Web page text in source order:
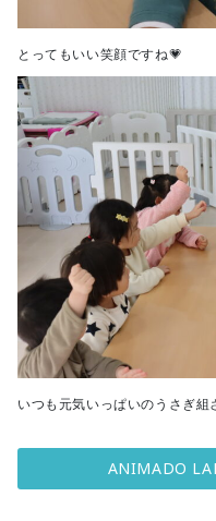
とってもいい笑顔ですね💗
いつも元気いっぱいのうさぎ組
ANIMADO